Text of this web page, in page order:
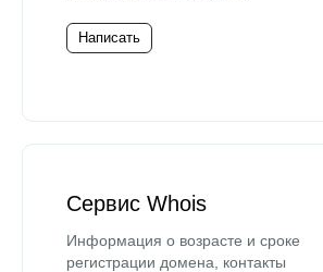
Написать
Сервис Whois
Информация о возрасте и сроке
регистрации домена, контакты